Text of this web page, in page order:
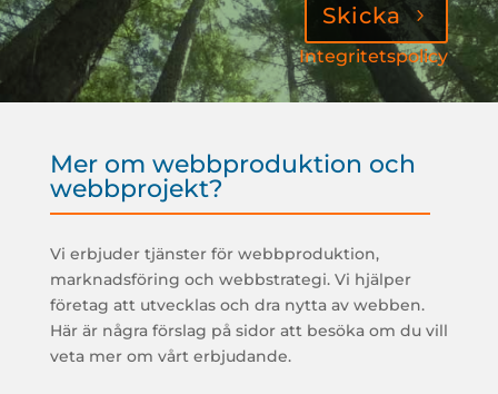
Skicka
Integritetspolicy
Mer om webbproduktion och
webbprojekt?
Vi erbjuder tjänster för webbproduktion,
marknadsföring och webbstrategi. Vi hjälper
företag att utvecklas och dra nytta av webben.
Här är några förslag på sidor att besöka om du vill
veta mer om vårt erbjudande.